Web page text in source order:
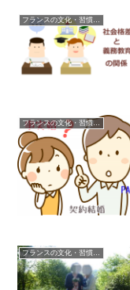
フランスの文化・習慣を知る
フランスの文化・習慣を知る
フランスの文化・習慣を知る